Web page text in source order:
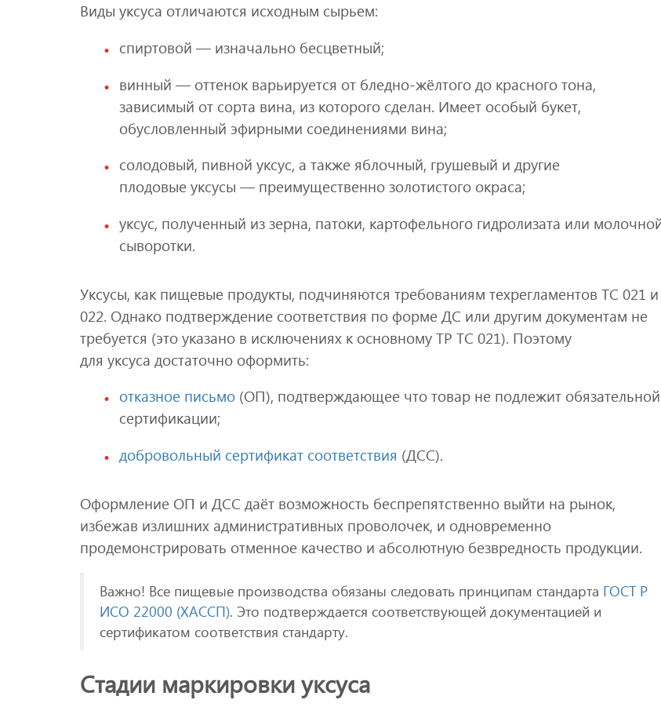
Виды уксуса отличаются исходным сырьем:
спиртовой — изначально бесцветный;
винный — оттенок варьируется от бледно-жёлтого до красного тона,
зависимый от сорта вина, из которого сделан. Имеет особый букет,
обусловленный эфирными соединениями вина;
солодовый, пивной уксус, а также яблочный, грушевый и другие
плодовые уксусы — преимущественно золотистого окраса;
уксус, полученный из зерна, патоки, картофельного гидролизата или
сыворотки.
Уксусы, как пищевые продукты, подчиняются требованиям техрегламентов ТС 021 и
022. Однако подтверждение соответствия по форме ДС или другим документам не
требуется (это указано в исключениях к основному ТР ТС 021). Поэтому
для уксуса достаточно оформить:
отказное письмо (ОП), подтверждающее что товар не подлежит обязательной
сертификации;
добровольный сертификат соответствия (ДСС).
Оформление ОП и ДСС даёт возможность беспрепятственно выйти на рынок,
избежав излишних административных проволочек, и одновременно
продемонстрировать отменное качество и абсолютную безвредность продукции.
Важно! Все пищевые производства обязаны следовать принципам стандарта ГОСТ Р
ИСО 22000 (ХАССП). Это подтверждается соответствующей документацией и
сертификатом соответствия стандарту.
Стадии маркировки уксуса